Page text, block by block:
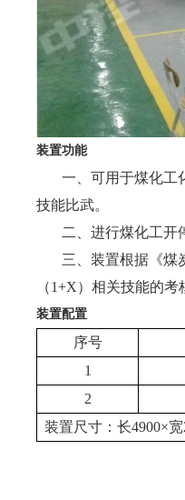
装置功能
一、可用于煤化工
技能比武。
二、进行煤化工开
三、装置根据《煤
（1+X）相关技能的考
装置配置
序号
1
2
装置尺寸： 长4900×